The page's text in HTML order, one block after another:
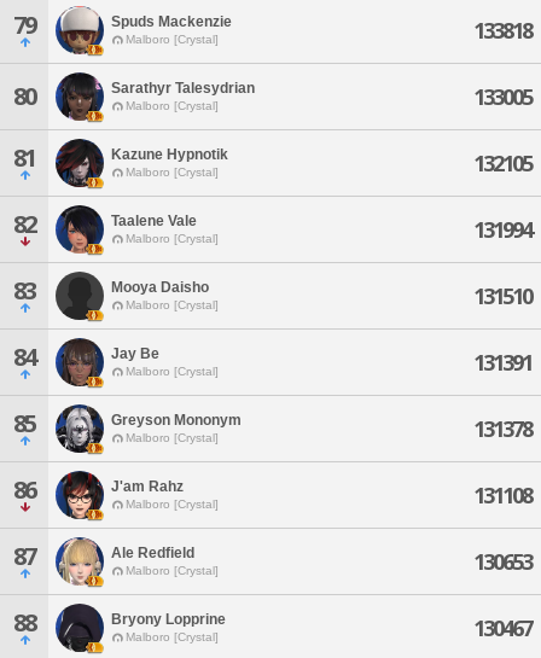
79 Spuds Mackenzie
Malboro [Crystal] 133818
80 Sarathyr Talesydrian
Malboro [Crystal] 133005
81 Kazune Hypnotik
Malboro [Crystal] 132105
82 Taalene Vale
Malboro [Crystal] 131994
83 Mooya Daisho
Malboro [Crystal] 131510
84 Jay Be
Malboro [Crystal] 131391
85 Greyson Mononym
Malboro [Crystal] 131378
86 J'am Rahz
Malboro [Crystal] 131108
87 Ale Redfield
Malboro [Crystal] 130653
88 Bryony Lopprine
Malboro [Crystal] 130467